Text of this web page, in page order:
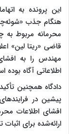
این پرونده به
محرمانه مربوط
مهندس را به
اطلاعاتی آگاه بوده
دادگاه همچنین
پیشین در
افشای اطلاعات
ارائه‌شده برای